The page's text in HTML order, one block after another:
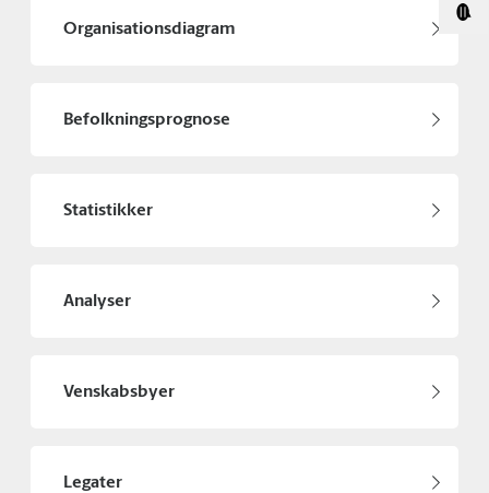
Organisationsdiagram
Befolkningsprognose
Statistikker
Analyser
Venskabsbyer
Legater